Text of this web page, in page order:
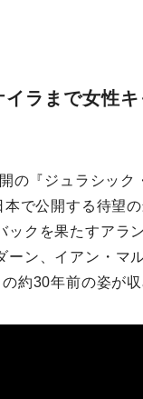
ラまで女性
の『ジュラシック
で公開する待望
クを果たすアラ
ン、イアン・マ
約30年前の姿が収